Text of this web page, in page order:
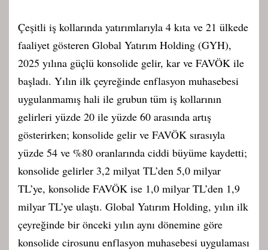
Çeşitli iş kollarında yatırımlarıyla 4 kıta ve 21 ülkede
faaliyet gösteren Global Yatırım Holding (GYH),
2025 yılına güçlü konsolide gelir, kar ve FAVÖK ile
başladı. Yılın ilk çeyreğinde enflasyon muhasebesi
uygulanmamış hali ile grubun tüm iş kollarının
gelirleri yüzde 20 ile yüzde 60 arasında artış
gösterirken; konsolide gelir ve FAVÖK sırasıyla
yüzde 54 ve %80 oranlarında ciddi büyüme kaydetti;
konsolide gelirler 3,2 milyat TL’den 5,0 milyar
TL’ye, konsolide FAVÖK ise 1,0 milyar TL’den 1,9
milyar TL’ye ulaştı. Global Yatırım Holding, yılın ilk
çeyreğinde bir önceki yılın aynı dönemine göre
konsolide cirosunu enflasyon muhasebesi uygulaması